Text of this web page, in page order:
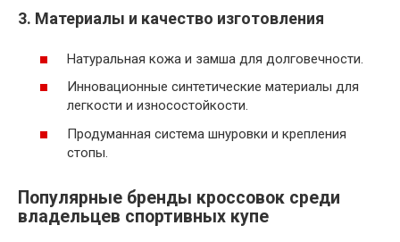
3. Материалы и качество изготовления
Натуральная кожа и замша для долговечности.
Инновационные синтетические материалы для
легкости и износостойкости.
Продуманная система шнуровки и крепления
стопы.
Популярные бренды кроссовок среди
владельцев спортивных купе